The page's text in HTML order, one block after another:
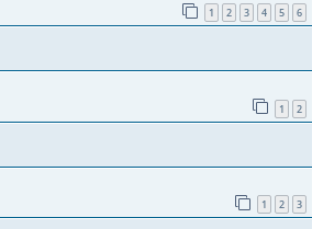
1 2 3 4 5 6
1 2
1 2 3